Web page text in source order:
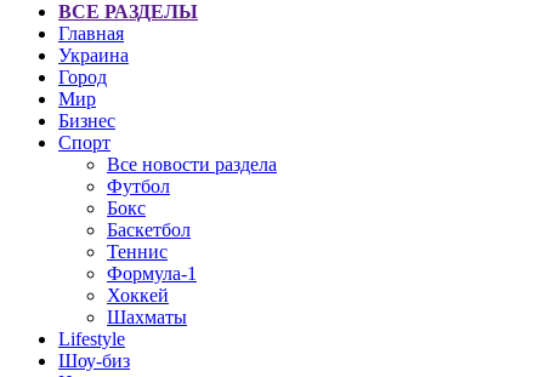
ВСЕ РАЗДЕЛЫ
Главная
Украина
Город
Мир
Бизнес
Спорт
Все новости раздела
Футбол
Бокс
Баскетбол
Теннис
Формула-1
Хоккей
Шахматы
Lifestyle
Шоу-биз